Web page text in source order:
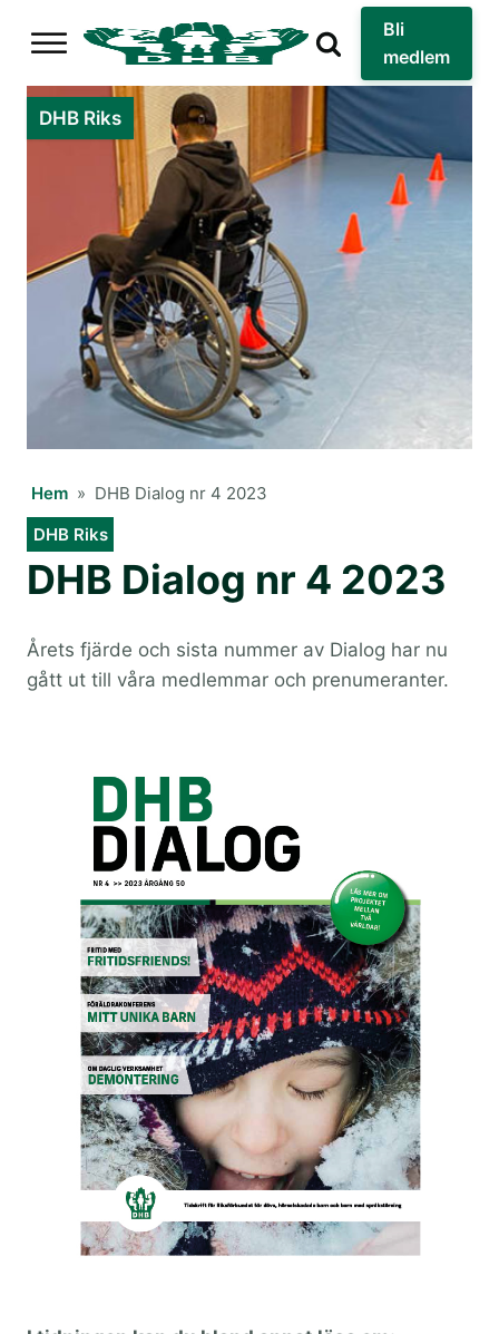
Bli
medlem
DHB Riks
Hem » DHB Dialog nr 4 2023
DHB Riks
DHB Dialog nr 4 2023
Årets fjärde och sista nummer av Dialog har nu
gått ut till våra medlemmar och prenumeranter.